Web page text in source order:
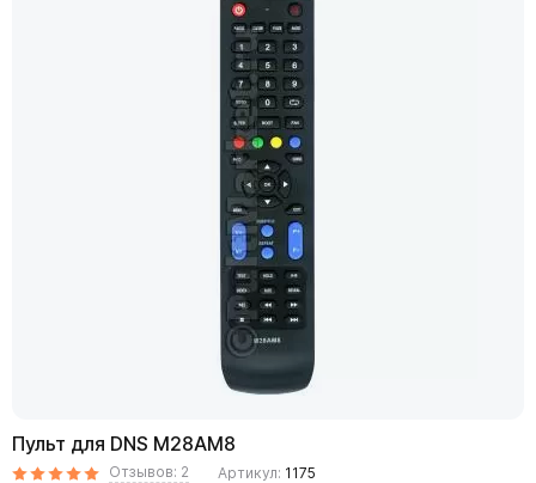
Пульт для DNS M28AM8
Отзывов: 2 Артикул: 1175